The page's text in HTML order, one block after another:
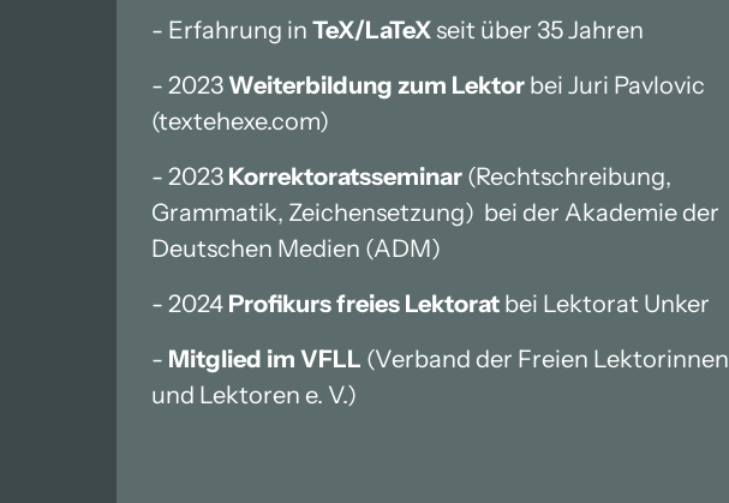
- Erfahrung in TeX/LaTeX seit über 35 Jahren
- 2023 Weiterbildung zum Lektor bei Juri Pavlovic
(textehexe.com)
- 2023 Korrektoratsseminar (Rechtschreibung,
Grammatik, Zeichensetzung)  bei der Akademie der
Deutschen Medien (ADM)
- 2024 Profikurs freies Lektorat bei Lektorat Unker
- Mitglied im VFLL (Verband der Freien Lektorinnen
und Lektoren e. V.)